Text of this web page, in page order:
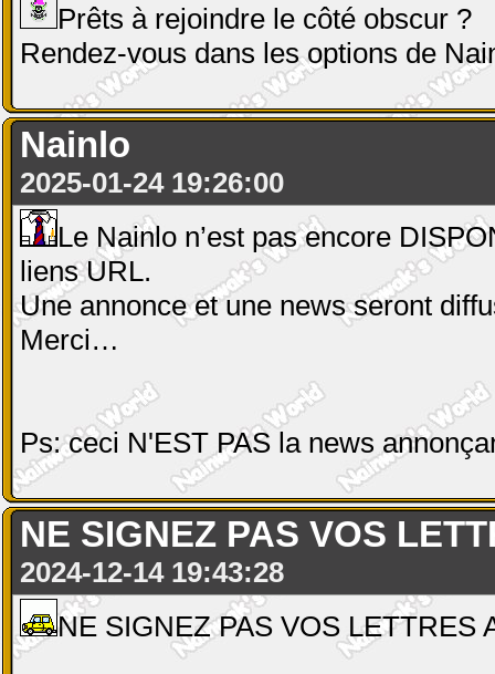
Prêts à rejoindre le côté obscur ?
Rendez-vous dans les options de
Nainlo
2025-01-24 19:26:00
Le Nainlo n’est pas encore
liens URL.
Une annonce et une news seront
Merci…
Ps: ceci N'EST PAS la news
NE SIGNEZ PAS VOS
2024-12-14 19:43:28
NE SIGNEZ PAS VOS LETTRES